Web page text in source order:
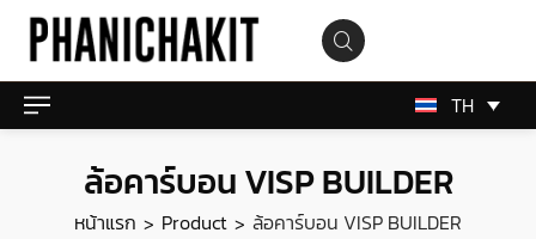
TH
ล้อคาร์บอน VISP BUILDER
หน้าแรก > Product > ล้อคาร์บอน VISP BUILDER